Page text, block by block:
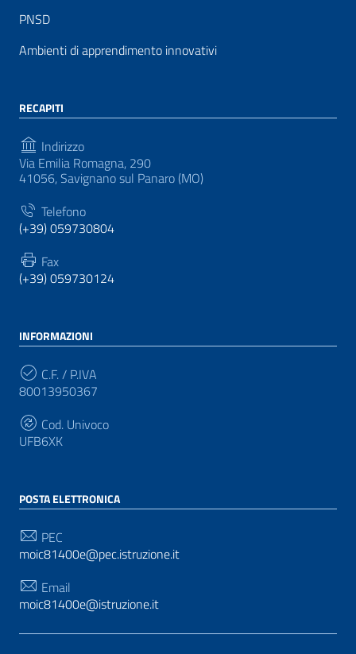
PNSD
Ambienti di apprendimento innovativi
RECAPITI
Indirizzo
Via Emilia Romagna, 290
41056, Savignano sul Panaro (MO)
Telefono
(+39) 059730804
Fax
(+39) 059730124
INFORMAZIONI
C.F. / P.IVA
80013950367
Cod. Univoco
UFB6XK
POSTA ELETTRONICA
PEC
moic81400e@pec.istruzione.it
Email
moic81400e@istruzione.it